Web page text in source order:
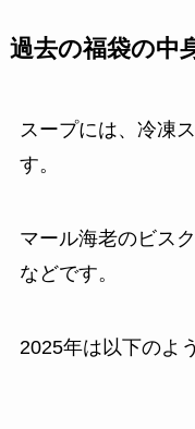
過去の福袋の中
スープには、冷凍
す。
マール海老のビス
などです。
2025年は以下のよ